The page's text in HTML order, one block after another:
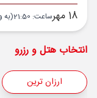
18 مهر ساعت: 21:50 (به
شروع سفر
نوع سفر :هواییEconomy
انتخاب هتل و رزرو
ارزان ترین